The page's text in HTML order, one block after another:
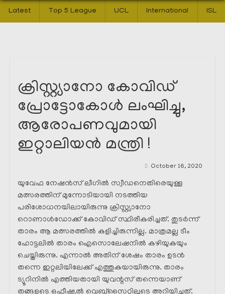
Latest Top 5 League UCL International ISL
ക്രിസ്റ്റ്യാനോ കോവിഡ്
പ്രോട്ടോകോൾ ലംഘിച്ചു,
ആരോപണവുമായി
ഇറ്റാലിയൻ മന്ത്രി !
October 16, 2020
യുവേഫ നേഷൻസ് ലീഗിൽ സ്വീഡനെതിരെയുള്ള
മത്സരത്തിന് മുന്നോടിയായി നടത്തിയ
പരിശോധനയിലായിരുന്നു ക്രിസ്റ്റ്യാനോ
റൊണാൾഡോക്ക് കോവിഡ് സ്ഥിരീകരിച്ചത്. തുടർന്ന്
താരം ആ മത്സരത്തിൽ കളിച്ചിരുന്നില്ല. മാത്രമല്ല ടീം
ഹോട്ടലിൽ താരം ഐസൊലേഷനിൽ കഴിയുകയും
ചെയ്തിരുന്നു. എന്നാൽ അതിന് ശേഷം താരം ഉടൻ
തന്നെ ഇറ്റലിയിലേക്ക് എത്തുകയായിരുന്നു. താരം
ട്യൂറിനിൽ എത്തിയതായി യുവന്റസ് തന്നെയാണ്
തങ്ങളുടെ ഒഫീഷ്യൽ വെബ്സൈറ്റിലൂടെ അറിയിച്ചത്.